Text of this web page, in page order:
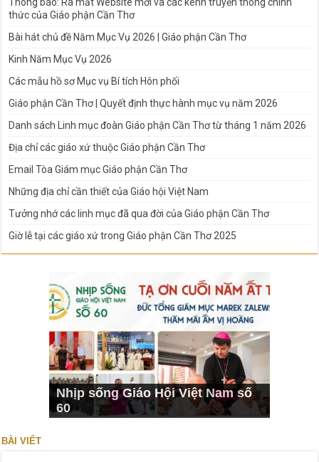
thức của Giáo phận Cần Thơ
Bài hát chủ đề Năm Mục Vụ 2026 | Giáo phận Cần Thơ
Kinh Năm Mục Vụ 2026
Các mẫu hồ sơ Mục vụ Bí tích Hôn phối
Giáo phận Cần Thơ | Quyết định thực hành mục vụ năm 2026
Danh sách Linh mục đoàn Giáo phận Cần Thơ từ tháng 1 năm 2026
Địa chỉ các giáo xứ thuộc Giáo phận Cần Thơ
Email Tòa Giám mục Giáo phận Cần Thơ
Những địa chỉ cần thiết của Giáo hội Việt Nam
Tưởng nhớ các linh mục đã qua đời của Giáo phận Cần Thơ
Giờ lễ tại các giáo xứ trong Giáo phận Cần Thơ 2025
Nhịp sống Giáo Hội Việt Nam số
60
BÀI VIẾT